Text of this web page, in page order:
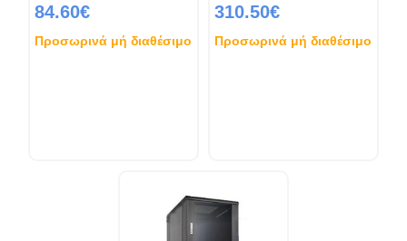
84.60€
Προσωρινά μή διαθέσιμο
310.50€
Προσωρινά μή διαθέσιμο